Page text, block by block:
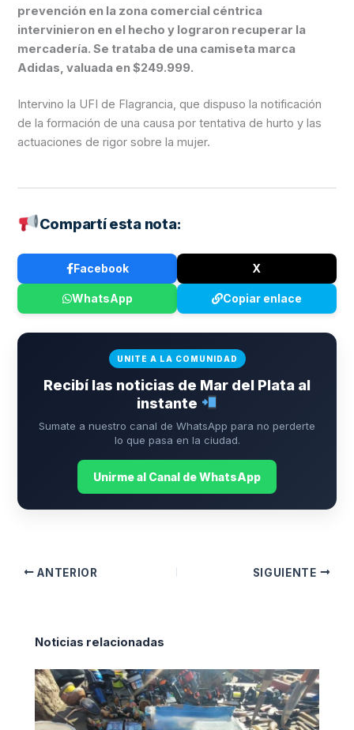
prevención en la zona comercial céntrica
intervinieron en el hecho y lograron recuperar la
mercadería. Se trataba de una camiseta marca
Adidas, valuada en $249.999.
Intervino la UFI de Flagrancia, que dispuso la notificación
de la formación de una causa por tentativa de hurto y las
actuaciones de rigor sobre la mujer.
Compartí esta nota:
Facebook X
WhatsApp Copiar enlace
UNITE A LA COMUNIDAD
Recibí las noticias de Mar del Plata al
instante
Sumate a nuestro canal de WhatsApp para no perderte
lo que pasa en la ciudad.
Unirme al Canal de WhatsApp
ANTERIOR SIGUIENTE
Noticias relacionadas